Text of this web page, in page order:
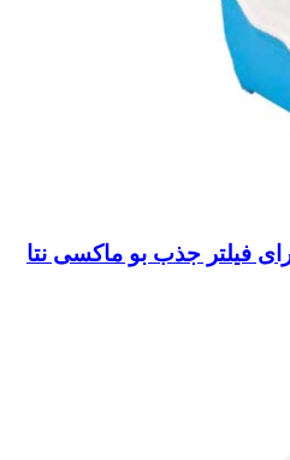
فیلتر جذب بو ماکسی نتا